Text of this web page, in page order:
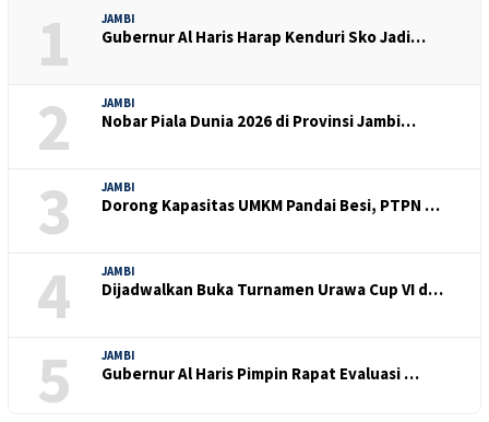
1 JAMBI
Gubernur Al Haris Harap Kenduri Sko Jadi…
2 JAMBI
Nobar Piala Dunia 2026 di Provinsi Jambi…
3 JAMBI
Dorong Kapasitas UMKM Pandai Besi, PTPN …
4 JAMBI
Dijadwalkan Buka Turnamen Urawa Cup VI d…
5 JAMBI
Gubernur Al Haris Pimpin Rapat Evaluasi …